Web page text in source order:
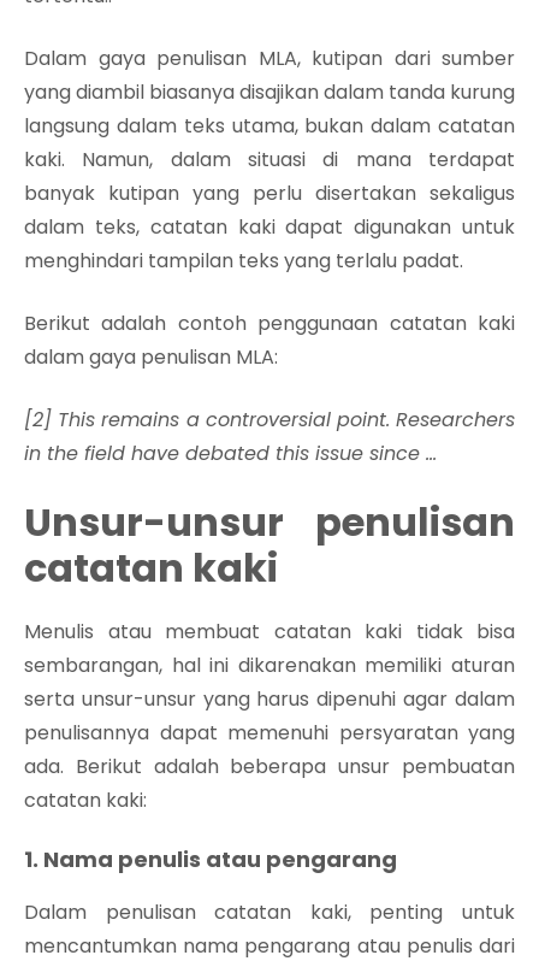
Dalam gaya penulisan MLA, kutipan dari sumber
yang diambil biasanya disajikan dalam tanda kurung
langsung dalam teks utama, bukan dalam catatan
kaki. Namun, dalam situasi di mana terdapat
banyak kutipan yang perlu disertakan sekaligus
dalam teks, catatan kaki dapat digunakan untuk
menghindari tampilan teks yang terlalu padat.
Berikut adalah contoh penggunaan catatan kaki
dalam gaya penulisan MLA:
[2] This remains a controversial point. Researchers
in the field have debated this issue since …
Unsur-unsur penulisan
catatan kaki
Menulis atau membuat catatan kaki tidak bisa
sembarangan, hal ini dikarenakan memiliki aturan
serta unsur-unsur yang harus dipenuhi agar dalam
penulisannya dapat memenuhi persyaratan yang
ada. Berikut adalah beberapa unsur pembuatan
catatan kaki:
1. Nama penulis atau pengarang
Dalam penulisan catatan kaki, penting untuk
mencantumkan nama pengarang atau penulis dari